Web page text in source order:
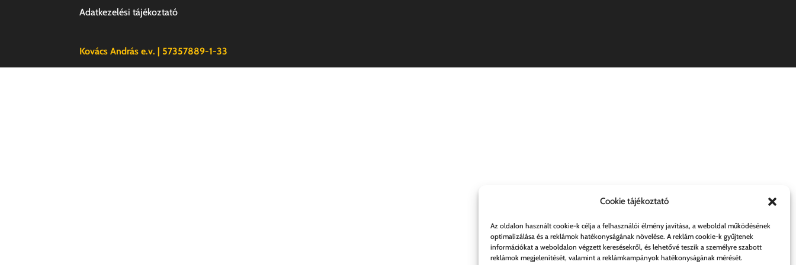
Cookie tájékoztató
Az oldalon használt cookie-k célja a felhasználói élmény javítása, a weboldal működésének
optimalizálása és a reklámok hatékonyságának növelése. A reklám cookie-k gyűjtenek
információkat a weboldalon végzett keresésekről, és lehetővé teszik a személyre szabott
reklámok megjelenítését, valamint a reklámkampányok hatékonyságának mérését.
Adatkezelési tájékoztató
Kovács András e.v. | 57357889-1-33